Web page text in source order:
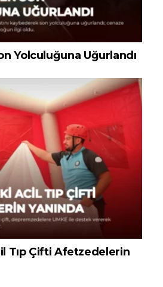
Yolculuğuna Uğurlandı
Tıp Çifti Afetzedelerin